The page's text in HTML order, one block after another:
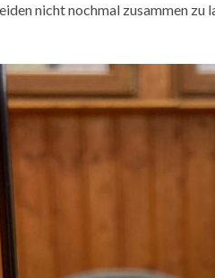
nicht nochmal zusammen